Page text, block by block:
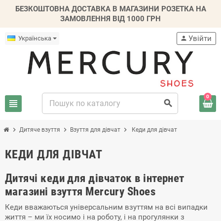
БЕЗКОШТОВНА ДОСТАВКА В МАГАЗИНИ РОЗЕТКА НА
ЗАМОВЛЕННЯ ВІД 1000 ГРН
Українська
view_headline search
person Увійти
0
chevron_right Дитяче взуття chevron_right Взуття для дівчат chevron_right Кеди для дівчат
КЕДИ ДЛЯ ДІВЧАТ
Дитячі кеди для дівчаток в інтернет
магазині взуття Mercury Shoes
Кеди вважаються універсальним взуттям на всі випадки
життя – ми їх носимо і на роботу, і на прогулянки з